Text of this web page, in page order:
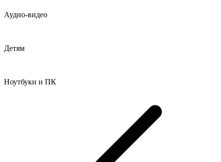
Аудио-видео
Детям
Ноутбуки и ПК